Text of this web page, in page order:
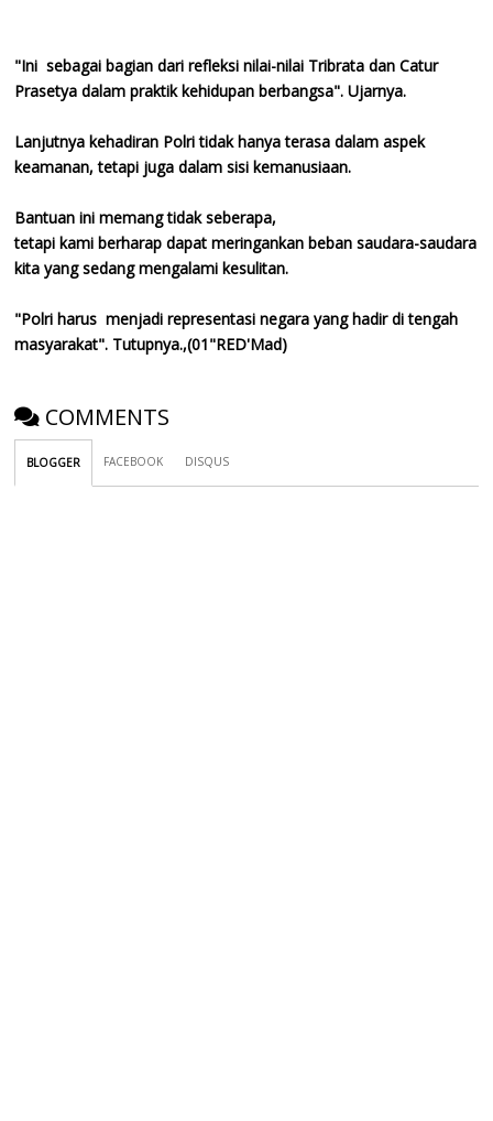
"Ini sebagai bagian dari refleksi nilai-nilai Tribrata dan Catur
Prasetya dalam praktik kehidupan berbangsa". Ujarnya.
Lanjutnya kehadiran Polri tidak hanya terasa dalam aspek
keamanan, tetapi juga dalam sisi kemanusiaan.
Bantuan ini memang tidak seberapa,
tetapi kami berharap dapat meringankan beban saudara-saudara
kita yang sedang mengalami kesulitan.
"Polri harus menjadi representasi negara yang hadir di tengah
masyarakat". Tutupnya.,(01"RED'Mad)
COMMENTS
BLOGGER FACEBOOK DISQUS